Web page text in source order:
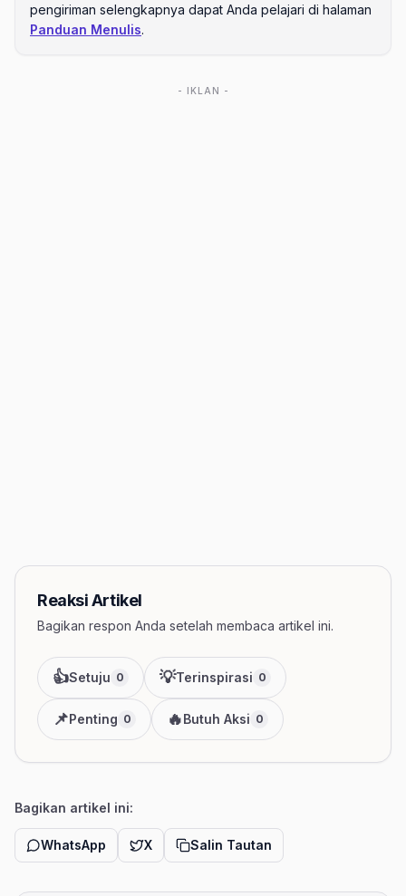
pengiriman selengkapnya dapat Anda pelajari di halaman
Panduan Menulis.
- IKLAN -
Reaksi Artikel
Bagikan respon Anda setelah membaca artikel ini.
👍Setuju 0 💡Terinspirasi 0
📌Penting 0 🔥Butuh Aksi 0
Bagikan artikel ini:
WhatsApp X Salin Tautan